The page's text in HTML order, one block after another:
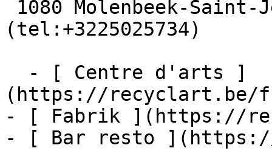
(tel:+3225025734)
(https://recyclart.be/
- [ Fabrik ](https://
- [ Bar resto